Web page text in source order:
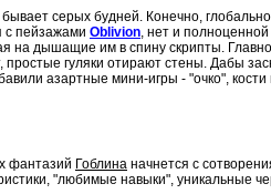
серых будней. Конечно,
с пейзажами Oblivion , нет и
на дышащие им в спину скрипты.
простые гуляки отирают стены. Дабы
азартные мини-игры - "очко",
фантазий Гоблина начнется с
"любимые навыки", уникальные